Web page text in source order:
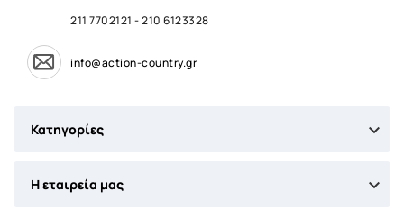
211 7702121 -210 6123328
info@action-country.gr
Κατηγορίες 
Η εταιρεία μας 